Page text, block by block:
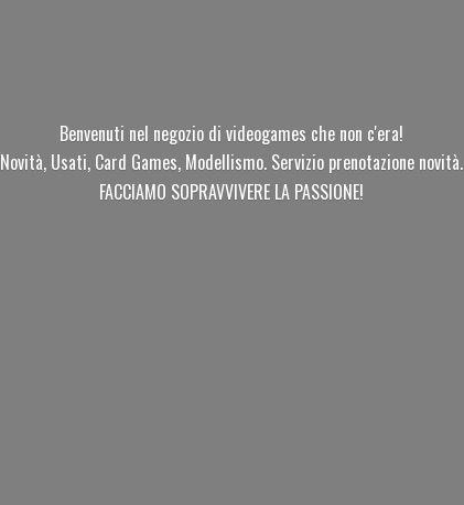
Benvenuti nel negozio di videogames che non c'era!
Novità, Usati, Card Games, Modellismo. Servizio prenotazione novità.
FACCIAMO SOPRAVVIVERE LA PASSIONE!